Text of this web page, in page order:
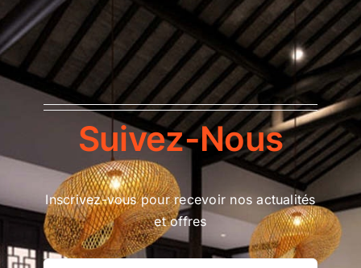
Suivez-Nous
Inscrivez-vous pour recevoir nos actualités
et offres